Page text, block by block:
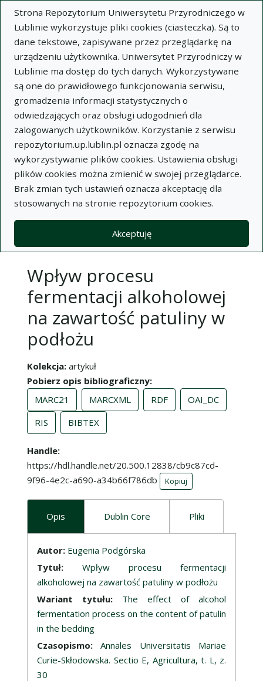
Strona Repozytorium Uniwersytetu Przyrodniczego w
Lublinie wykorzystuje pliki cookies (ciasteczka). Są to
dane tekstowe, zapisywane przez przeglądarkę na
urządzeniu użytkownika. Uniwersytet Przyrodniczy w
Lublinie ma dostęp do tych danych. Wykorzystywane
są one do prawidłowego funkcjonowania serwisu,
gromadzenia informacji statystycznych o
odwiedzających oraz obsługi udogodnień dla
zalogowanych użytkowników. Korzystanie z serwisu
repozytorium.up.lublin.pl oznacza zgodę na
wykorzystywanie plików cookies. Ustawienia obsługi
plików cookies można zmienić w swojej przeglądarce.
Brak zmian tych ustawień oznacza akceptację dla
stosowanych na stronie repozytorium cookies.
Akceptuję
Wyszukaj
Repozytorium Uniwersytetu
Przyrodniczego w Lublinie
Kolekcje
artykuł
Wpływ procesu fermentacji alkoholowej na zawartość
Wpływ procesu
fermentacji alkoholowej
na zawartość patuliny w
podłożu
Kolekcja artykuł
Pobierz opis bibliograficzny
MARC21
MARCXML RDF
OAI_DC
RIS
BIBTEX
Handle
https://hdl.handle.net/20.500.12838/cb9c87cd-
9f96-4e2c-a690-a34b66f786db
Kopiuj
Opis Dublin Core Pliki
Opis
Autor: Eugenia Podgórska
Tytuł: Wpływ procesu fermentacji
alkoholowej na zawartość patuliny w podłożu
Wariant tytułu: The effect of alcohol
fermentation process on the content of patulin
in the bedding
Czasopismo:Annales Universitatis Mariae
Curie-Skłodowska. Sectio E, Agricultura, t. L, z.
30